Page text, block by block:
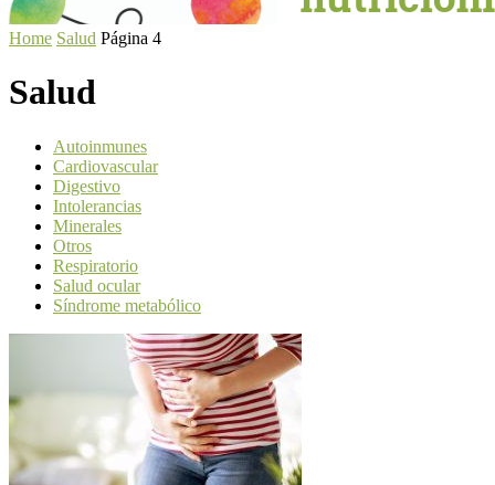
Home Salud Página 4
Salud
Autoinmunes
Cardiovascular
Digestivo
Intolerancias
Minerales
Otros
Respiratorio
Salud ocular
Síndrome metabólico